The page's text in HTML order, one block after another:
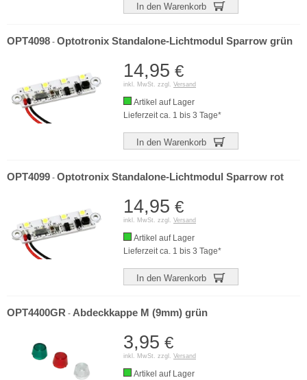
In den Warenkorb
OPT4098 - Optotronix Standalone-Lichtmodul Sparrow grün
14,95 €
inkl. MwSt. zzgl. Versand
Artikel auf Lager
Lieferzeit ca. 1 bis 3 Tage*
In den Warenkorb
OPT4099 - Optotronix Standalone-Lichtmodul Sparrow rot
14,95 €
inkl. MwSt. zzgl. Versand
Artikel auf Lager
Lieferzeit ca. 1 bis 3 Tage*
In den Warenkorb
OPT4400GR - Abdeckkappe M (9mm) grün
3,95 €
inkl. MwSt. zzgl. Versand
Artikel auf Lager